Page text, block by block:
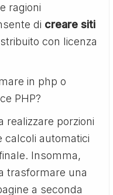
ragioni
di creare siti
con licenza
in php o
PHP?
realizzare porzioni
calcoli automatici
Insomma,
trasformare una
a seconda